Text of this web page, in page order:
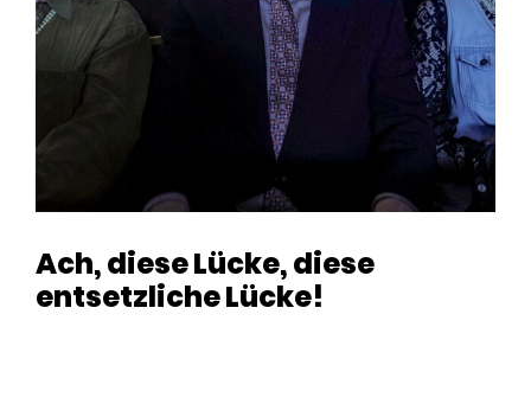
Ach, diese Lücke, diese
entsetzliche Lücke!